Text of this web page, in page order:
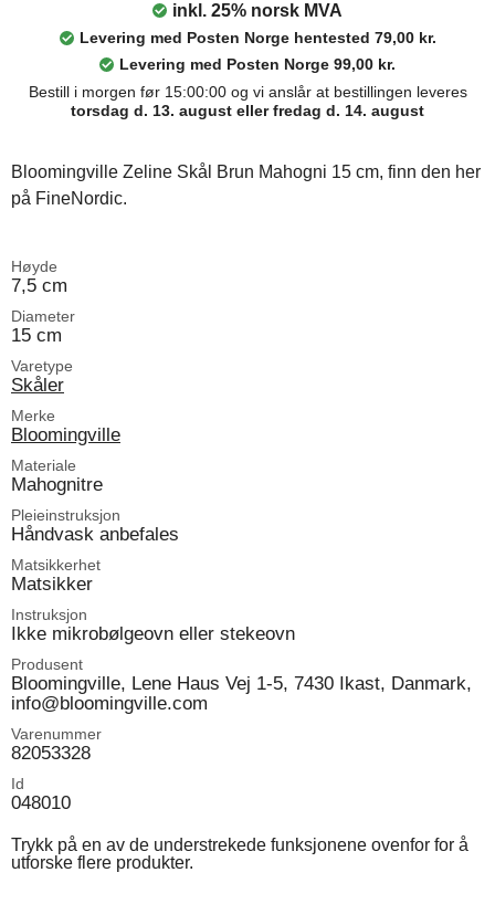
inkl. 25% norsk MVA
Levering med Posten Norge hentested 79,00 kr.
Levering med Posten Norge 99,00 kr.
Bestill i morgen før 15:00:00 og vi anslår at bestillingen leveres
torsdag d. 13. august eller fredag d. 14. august
Bloomingville Zeline Skål Brun Mahogni 15 cm, finn den her
på FineNordic.
Høyde
7,5 cm
Diameter
15 cm
Varetype
Skåler
Merke
Bloomingville
Materiale
Mahognitre
Pleieinstruksjon
Håndvask anbefales
Matsikkerhet
Matsikker
Instruksjon
Ikke mikrobølgeovn eller stekeovn
Produsent
Bloomingville, Lene Haus Vej 1-5, 7430 Ikast, Danmark,
info@bloomingville.com
Varenummer
82053328
Id
048010
Trykk på en av de understrekede funksjonene ovenfor for å
utforske flere produkter.